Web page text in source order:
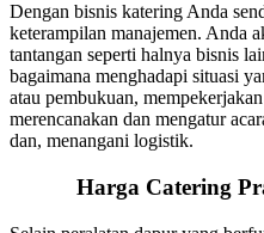
Dengan bisnis katering Anda
keterampilan manajemen. Anda
tantangan seperti halnya bisnis
bagaimana menghadapi situasi
atau pembukuan,
merencanakan dan mengatur
dan, menangani logistik.
Harga Catering